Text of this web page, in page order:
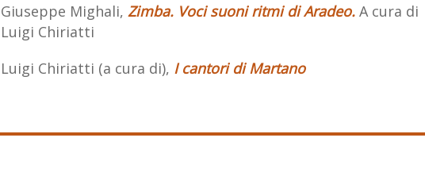
Giuseppe Mighali, Zimba. Voci suoni ritmi di Aradeo.A cura di
Luigi Chiriatti
Luigi Chiriatti (a cura di), I cantori di Martano